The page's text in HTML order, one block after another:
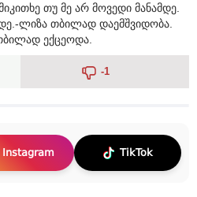
თუ მე არ მოვედი მანამდე.
ლიზა თბილად დაემშვიდობა.
ექცეოდა.
-1
Instagram TikTok